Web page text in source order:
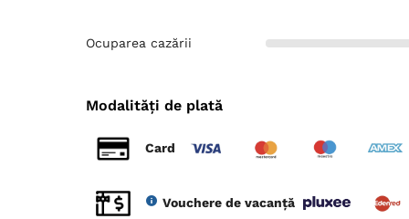
Articole de toaletă gratuite
Aparat de cafea
Cuptor cu microunde
Ustensile de bucătărie
Cuptor
Prăjitor de pâine
Mașină de spălat vase
Ocuparea cazării
Modalități de plată
Card
Vouchere de vacanță